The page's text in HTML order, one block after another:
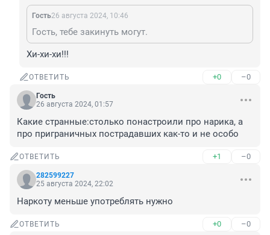
Гость26 августа 2024, 10:46
Гость, тебе закинуть могут.
Хи-хи-хи!!!
ОТВЕТИТЬ +0 –0
Гость
26 августа 2024, 01:57
Какие странные:столько понастроили про нарика, а
про приграничных пострадавших как-то и не особо
ОТВЕТИТЬ +1 –0
282599227
25 августа 2024, 22:02
Наркоту меньше употреблять нужно
ОТВЕТИТЬ +0 –0